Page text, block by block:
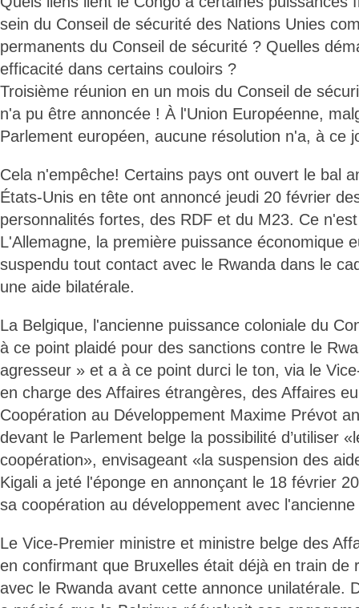
sein du Conseil de sécurité des Nations Unies
permanents du Conseil de sécurité ? Quelles
efficacité dans certains couloirs ?
Troisième réunion en un mois du Conseil de
n'a pu être annoncée ! À l'Union Européenne,
Parlement européen, aucune résolution n'a, à ce
Cela n'empêche! Certains pays ont ouvert le bal
États-Unis en tête ont annoncé jeudi 20 février
personnalités fortes, des RDF et du M23. Ce
L'Allemagne, la première puissance économique
suspendu tout contact avec le Rwanda dans le
une aide bilatérale.
La Belgique, l'ancienne puissance coloniale du
à ce point plaidé pour des sanctions contre le
agresseur » et a à ce point durci le ton, via le
en charge des Affaires étrangères, des Affaires
Coopération au Développement Maxime Prévot
devant le Parlement belge la possibilité d’utiliser
coopération», envisageant «la suspension des
Kigali a jeté l'éponge en annonçant le 18 février
sa coopération au développement avec
Le Vice-Premier ministre et ministre belge des
en confirmant que Bruxelles était déjà en train de
avec le Rwanda avant cette annonce unilatérale.